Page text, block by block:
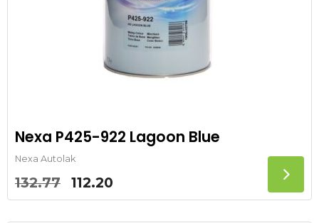
Nexa P425-922 Lagoon Blue
Nexa Autolak
132.77
Oorspronkelijke
prijs
112.20
prijs